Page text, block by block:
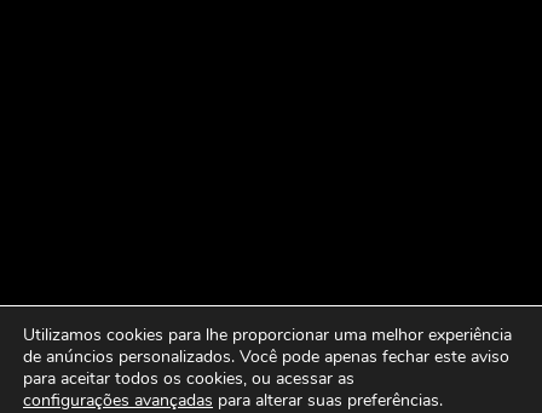
Utilizamos cookies para lhe proporcionar uma melhor experiência
de anúncios personalizados. Você pode apenas fechar este aviso
para aceitar todos os cookies, ou acessar as
configurações avançadas para alterar suas preferências.